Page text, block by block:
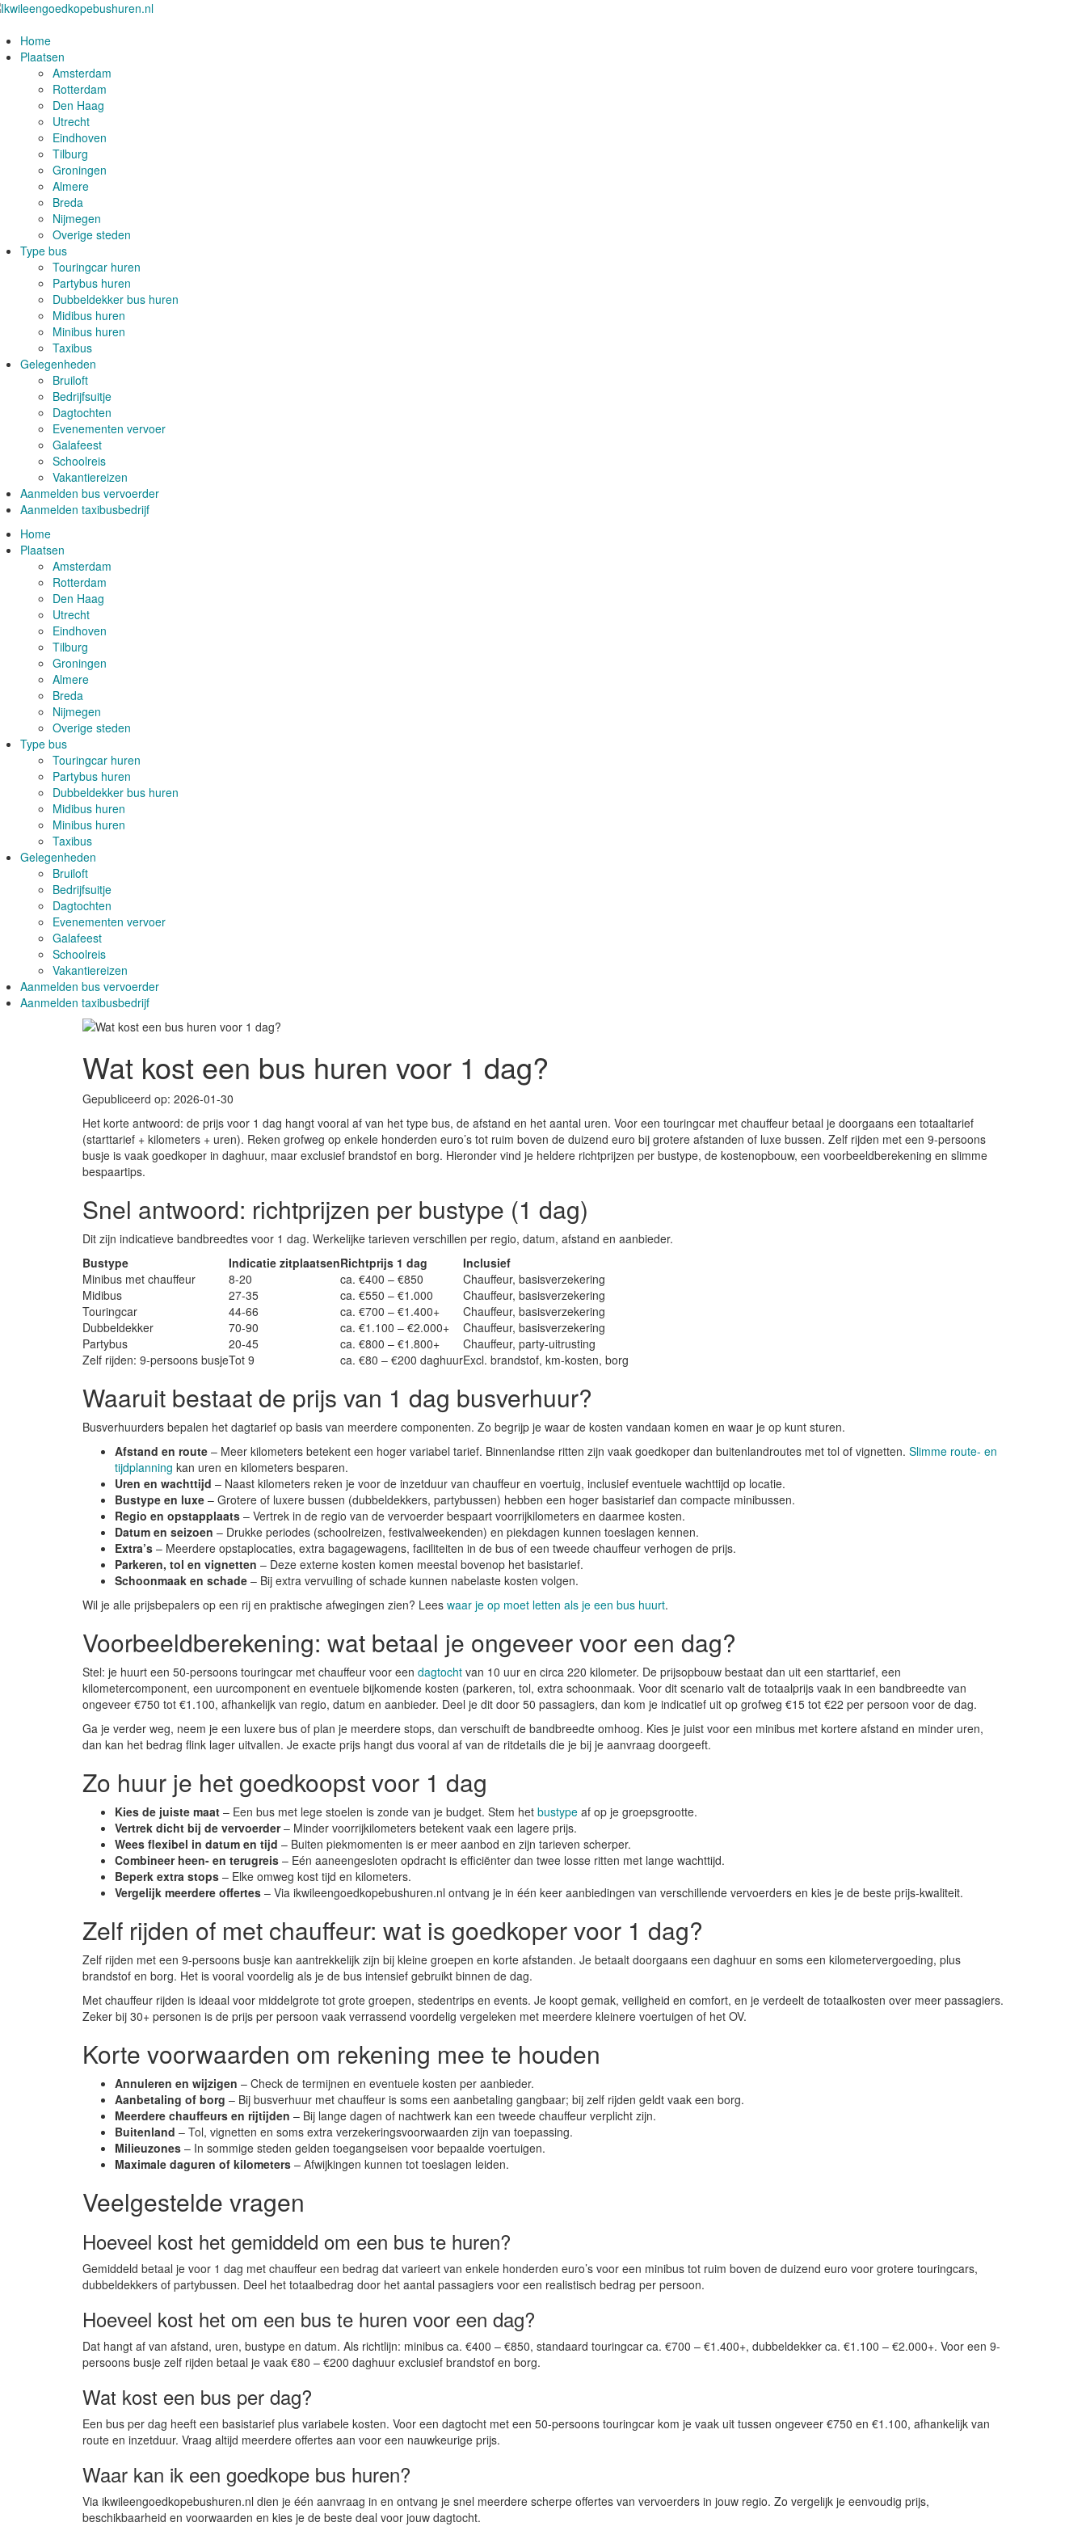
Home
Plaatsen
Amsterdam
Rotterdam
Den Haag
Utrecht
Eindhoven
Tilburg
Groningen
Almere
Breda
Nijmegen
Overige steden
Type bus
Touringcar huren
Partybus huren
Dubbeldekker bus huren
Midibus huren
Minibus huren
Taxibus
Gelegenheden
Bruiloft
Bedrijfsuitje
Dagtochten
Evenementen vervoer
Galafeest
Schoolreis
Vakantiereizen
Aanmelden bus vervoerder
Aanmelden taxibusbedrijf
Home
Plaatsen
Amsterdam
Rotterdam
Den Haag
Utrecht
Eindhoven
Tilburg
Groningen
Almere
Breda
Nijmegen
Overige steden
Type bus
Touringcar huren
Partybus huren
Dubbeldekker bus huren
Midibus huren
Minibus huren
Taxibus
Gelegenheden
Bruiloft
Bedrijfsuitje
Dagtochten
Evenementen vervoer
Galafeest
Schoolreis
Vakantiereizen
Aanmelden bus vervoerder
Aanmelden taxibusbedrijf
Wat kost een bus huren voor 1 dag?
Gepubliceerd op: 2026-01-30
Het korte antwoord: de prijs voor 1 dag hangt vooral af van het type bus, de afstand en het aantal uren. Voor een touringcar met chauffeur betaal je doorgaans een totaaltarief
(starttarief + kilometers + uren). Reken grofweg op enkele honderden euro’s tot ruim boven de duizend euro bij grotere afstanden of luxe bussen. Zelf rijden met een 9-persoons
busje is vaak goedkoper in daghuur, maar exclusief brandstof en borg. Hieronder vind je heldere richtprijzen per bustype, de kostenopbouw, een voorbeeldberekening en slimme
bespaartips.
Snel antwoord: richtprijzen per bustype (1 dag)
Dit zijn indicatieve bandbreedtes voor 1 dag. Werkelijke tarieven verschillen per regio, datum, afstand en aanbieder.
Bustype
Indicatie zitplaatsenRichtprijs 1 dag
Inclusief
Minibus met chauffeur
8-20 ca. €400 – €850
Chauffeur, basisverzekering
Midibus
27-35 ca. €550 – €1.000
Chauffeur, basisverzekering
Touringcar
44-66 ca. €700 – €1.400+
Chauffeur, basisverzekering
Dubbeldekker
70-90 ca. €1.100 – €2.000+
Chauffeur, basisverzekering
Partybus
20-45 ca. €800 – €1.800+
Chauffeur, party-uitrusting
Zelf rijden: 9-persoons busjeTot 9 ca. €80 – €200 daghuurExcl. brandstof, km-kosten, borg
Waaruit bestaat de prijs van 1 dag busverhuur?
Busverhuurders bepalen het dagtarief op basis van meerdere componenten. Zo begrijp je waar de kosten vandaan komen en waar je op kunt sturen.
Afstand en route – Meer kilometers betekent een hoger variabel tarief. Binnenlandse ritten zijn vaak goedkoper dan buitenlandroutes met tol of vignetten. Slimme route- en
tijdplanning kan uren en kilometers besparen.
Uren en wachttijd – Naast kilometers reken je voor de inzetduur van chauffeur en voertuig, inclusief eventuele wachttijd op locatie.
Bustype en luxe – Grotere of luxere bussen (dubbeldekkers, partybussen) hebben een hoger basistarief dan compacte minibussen.
Regio en opstapplaats – Vertrek in de regio van de vervoerder bespaart voorrijkilometers en daarmee kosten.
Datum en seizoen – Drukke periodes (schoolreizen, festivalweekenden) en piekdagen kunnen toeslagen kennen.
Extra’s – Meerdere opstaplocaties, extra bagagewagens, faciliteiten in de bus of een tweede chauffeur verhogen de prijs.
Parkeren, tol en vignetten – Deze externe kosten komen meestal bovenop het basistarief.
Schoonmaak en schade – Bij extra vervuiling of schade kunnen nabelaste kosten volgen.
Wil je alle prijsbepalers op een rij en praktische afwegingen zien? Lees waar je op moet letten als je een bus huurt.
Voorbeeldberekening: wat betaal je ongeveer voor een dag?
Stel: je huurt een 50-persoons touringcar met chauffeur voor een dagtocht van 10 uur en circa 220 kilometer. De prijsopbouw bestaat dan uit een starttarief, een
kilometercomponent, een uurcomponent en eventuele bijkomende kosten (parkeren, tol, extra schoonmaak. Voor dit scenario valt de totaalprijs vaak in een bandbreedte van
ongeveer €750 tot €1.100, afhankelijk van regio, datum en aanbieder. Deel je dit door 50 passagiers, dan kom je indicatief uit op grofweg €15 tot €22 per persoon voor de dag.
Ga je verder weg, neem je een luxere bus of plan je meerdere stops, dan verschuift de bandbreedte omhoog. Kies je juist voor een minibus met kortere afstand en minder uren,
dan kan het bedrag flink lager uitvallen. Je exacte prijs hangt dus vooral af van de ritdetails die je bij je aanvraag doorgeeft.
Zo huur je het goedkoopst voor 1 dag
Kies de juiste maat – Een bus met lege stoelen is zonde van je budget. Stem het bustype af op je groepsgrootte.
Vertrek dicht bij de vervoerder– Minder voorrijkilometers betekent vaak een lagere prijs.
Wees flexibel in datum en tijd – Buiten piekmomenten is er meer aanbod en zijn tarieven scherper.
Combineer heen- en terugreis – Eén aaneengesloten opdracht is efficiënter dan twee losse ritten met lange wachttijd.
Beperk extra stops – Elke omweg kost tijd en kilometers.
Vergelijk meerdere offertes – Via ikwileengoedkopebushuren.nl ontvang je in één keer aanbiedingen van verschillende vervoerders en kies je de beste prijs-kwaliteit.
Zelf rijden of met chauffeur: wat is goedkoper voor 1 dag?
Zelf rijden met een 9-persoons busje kan aantrekkelijk zijn bij kleine groepen en korte afstanden. Je betaalt doorgaans een daghuur en soms een kilometervergoeding, plus
brandstof en borg. Het is vooral voordelig als je de bus intensief gebruikt binnen de dag.
Met chauffeur rijden is ideaal voor middelgrote tot grote groepen, stedentrips en events. Je koopt gemak, veiligheid en comfort, en je verdeelt de totaalkosten over meer passagiers.
Zeker bij 30+ personen is de prijs per persoon vaak verrassend voordelig vergeleken met meerdere kleinere voertuigen of het OV.
Korte voorwaarden om rekening mee te houden
Annuleren en wijzigen – Check de termijnen en eventuele kosten per aanbieder.
Aanbetaling of borg – Bij busverhuur met chauffeur is soms een aanbetaling gangbaar; bij zelf rijden geldt vaak een borg.
Meerdere chauffeurs en rijtijden – Bij lange dagen of nachtwerk kan een tweede chauffeur verplicht zijn.
Buitenland – Tol, vignetten en soms extra verzekeringsvoorwaarden zijn van toepassing.
Milieuzones – In sommige steden gelden toegangseisen voor bepaalde voertuigen.
Maximale daguren of kilometers – Afwijkingen kunnen tot toeslagen leiden.
Veelgestelde vragen
Hoeveel kost het gemiddeld om een bus te huren?
Gemiddeld betaal je voor 1 dag met chauffeur een bedrag dat varieert van enkele honderden euro’s voor een minibus tot ruim boven de duizend euro voor grotere touringcars,
dubbeldekkers of partybussen. Deel het totaalbedrag door het aantal passagiers voor een realistisch bedrag per persoon.
Hoeveel kost het om een bus te huren voor een dag?
Dat hangt af van afstand, uren, bustype en datum. Als richtlijn: minibus ca. €400 – €850, standaard touringcar ca. €700 – €1.400+, dubbeldekker ca. €1.100 – €2.000+. Voor een 9-
persoons busje zelf rijden betaal je vaak €80 – €200 daghuur exclusief brandstof en borg.
Wat kost een bus per dag?
Een bus per dag heeft een basistarief plus variabele kosten. Voor een dagtocht met een 50-persoons touringcar kom je vaak uit tussen ongeveer €750 en €1.100, afhankelijk van
route en inzetduur. Vraag altijd meerdere offertes aan voor een nauwkeurige prijs.
Waar kan ik een goedkope bus huren?
Via ikwileengoedkopebushuren.nl dien je één aanvraag in en ontvang je snel meerdere scherpe offertes van vervoerders in jouw regio. Zo vergelijk je eenvoudig prijs,
beschikbaarheid en voorwaarden en kies je de beste deal voor jouw dagtocht.